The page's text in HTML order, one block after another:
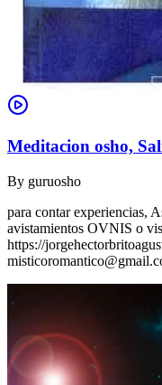
Meditacion osho,
By guruosho
para contar experiencias,
avistamientos OVNIS o
https://